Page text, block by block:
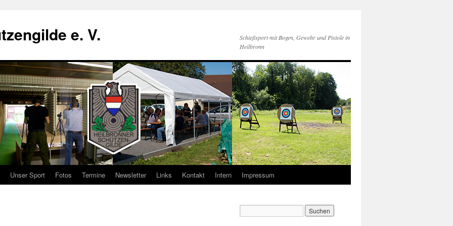
e. V.
Schießsport mit Bogen, Gewehr und Pistole in
Heilbronn
Unser Sport Fotos Termine Newsletter Links Kontakt Intern Impressum